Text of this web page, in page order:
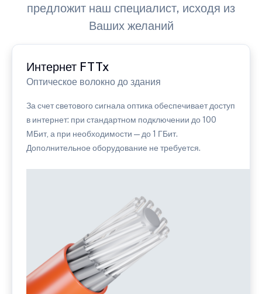
предложит наш специалист, исходя из
Ваших желаний
Интернет FTTx
Оптическое волокно до здания
За счет светового сигнала оптика обеспечивает доступ
в интернет: при стандартном подключении до 100
МБит, а при необходимости — до 1 ГБит.
Дополнительное оборудование не требуется.